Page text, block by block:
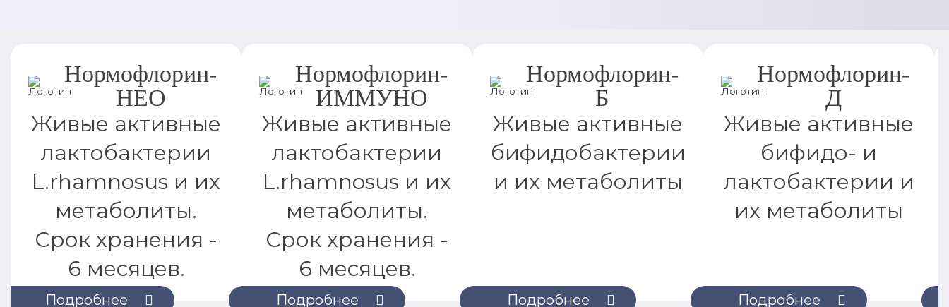
Подробнее
Нормофлорин-
НЕО
Живые активные
лактобактерии
L.rhamnosus и их
метаболиты.
Срок хранения -
6 месяцев.
Подробнее
Нормофлорин-
ИММУНО
Живые активные
лактобактерии
L.rhamnosus и их
метаболиты.
Срок хранения -
6 месяцев.
Подробнее
Нормофлорин-
Б
Живые активные
бифидобактерии
и их метаболиты
Подробнее
Нормофлорин-
Д
Живые активные
бифидо- и
лактобактерии и
их метаболиты